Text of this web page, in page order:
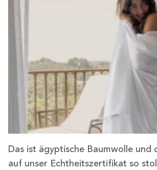
Das ist ägyptische Baumwolle und
auf unser Echtheitszertifikat so